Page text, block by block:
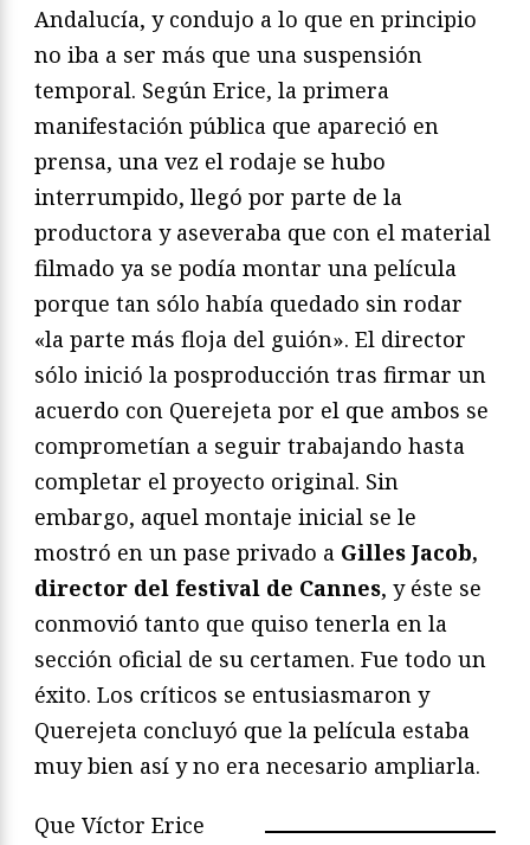
Andalucía, y condujo a lo que en principio
no iba a ser más que una suspensión
temporal. Según Erice, la primera
manifestación pública que apareció en
prensa, una vez el rodaje se hubo
interrumpido, llegó por parte de la
productora y aseveraba que con el material
filmado ya se podía montar una película
porque tan sólo había quedado sin rodar
«la parte más floja del guión». El director
sólo inició la posproducción tras firmar un
acuerdo con Querejeta por el que ambos se
comprometían a seguir trabajando hasta
completar el proyecto original. Sin
embargo, aquel montaje inicial se le
mostró en un pase privado a Gilles Jacob,
director del festival de Cannes, y éste se
conmovió tanto que quiso tenerla en la
sección oficial de su certamen. Fue todo un
éxito. Los críticos se entusiasmaron y
Querejeta concluyó que la película estaba
muy bien así y no era necesario ampliarla.
Que Víctor Erice